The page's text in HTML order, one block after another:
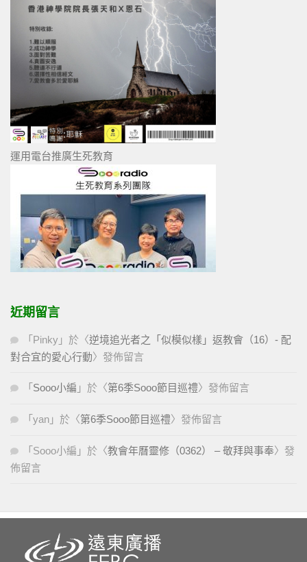
運用電台推廣生死教育
近期留言
「 Pinky 」於〈逆境追光者之「似模似樣」返教會（16）- 配
對合宜的愛心行動〉發佈留言
「 Sooo小編 」於〈第6季Sooo節目巡禮〉發佈留言
「 yan 」於〈第6季Sooo節目巡禮〉發佈留言
「 Sooo小編 」於〈教會年曆靈修（0362） – 敬拜與事奉〉發
佈留言